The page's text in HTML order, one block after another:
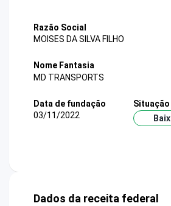
Razão Social
MOISES DA SILVA FILHO
Nome Fantasia
MD TRANSPORTS
Data de fundação
03/11/2022
Situação
Dados da receita federal